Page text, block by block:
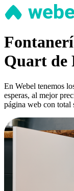
Quart de
En Webel tenemos
esperas, al mejor
página web con total